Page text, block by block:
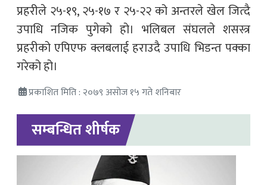
प्रहरीले २५­-१९, २५­-१७ र २५­-२२ को अन्तरले खेल जित्दै
उपाधि नजिक पुगेको हो। भलिबल संघलले शसस्त्र
प्रहरीको एपिएफ क्लबलाई हराउदै उपाधि भिडन्त पक्का
गरेको हो।
प्रकाशित मिति : २०७९ असोज १५ गते शनिबार
सम्बन्धित शीर्षक